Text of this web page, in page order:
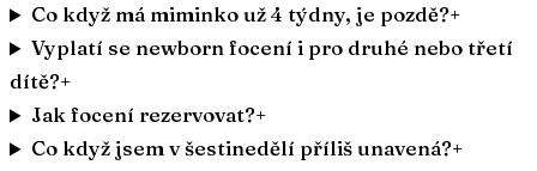
Co když má miminko už 4 týdny, je pozdě?+
Vyplatí se newborn focení i pro druhé nebo třetí
dítě?+
Jak focení rezervovat?+
Co když jsem v šestinedělí příliš unavená?+